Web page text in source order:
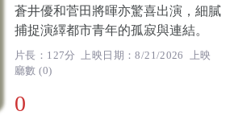
蒼井優和菅田將暉亦驚喜出演，細膩
捕捉演繹都市青年的孤寂與連結。
片長：127分 上映日期：8/21/2026 上映
廳數 (0)
0